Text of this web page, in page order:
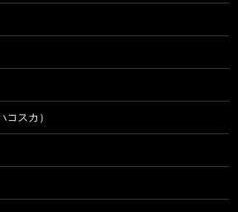
コスカ）